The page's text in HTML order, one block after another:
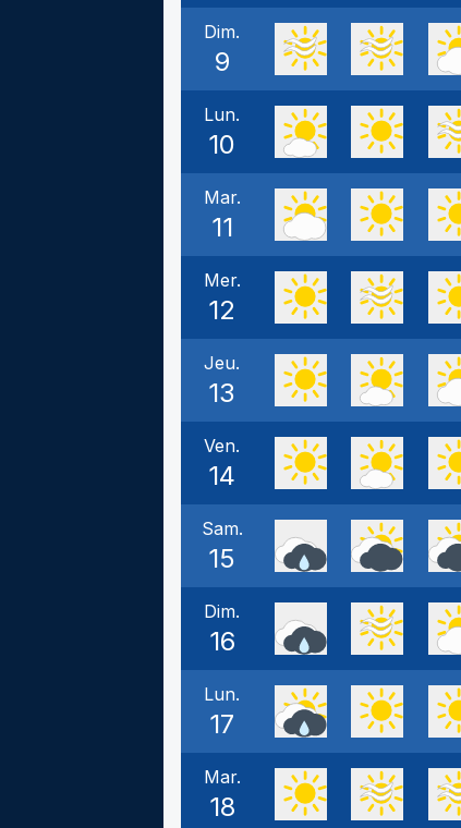
Dim.
9
Lun.
10
Mar.
11
Mer.
12
Jeu.
13
Ven.
14
Sam.
15
Dim.
16
Lun.
17
Mar.
18